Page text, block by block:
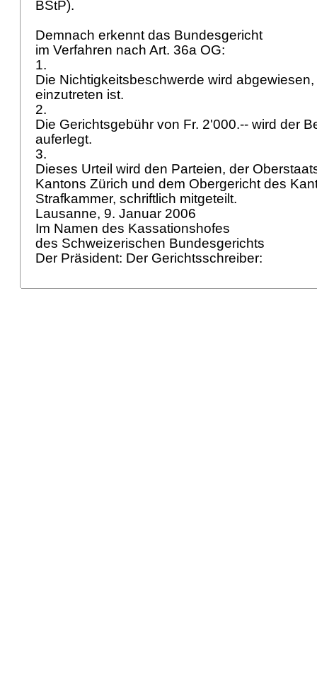
BStP).
Demnach erkennt das Bundesgericht
im Verfahren nach Art. 36a OG:
1.
Die Nichtigkeitsbeschwerde wird
einzutreten ist.
2.
Die Gerichtsgebühr von Fr. 2'000.-- wird der
auferlegt.
3.
Dieses Urteil wird den Parteien, der
Kantons Zürich und dem Obergericht des
Strafkammer, schriftlich mitgeteilt.
Lausanne, 9. Januar 2006
Im Namen des Kassationshofes
des Schweizerischen Bundesgerichts
Der Präsident: Der Gerichtsschreiber: